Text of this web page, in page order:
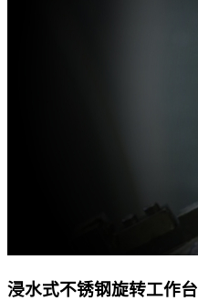
浸水式不锈钢旋转工作台